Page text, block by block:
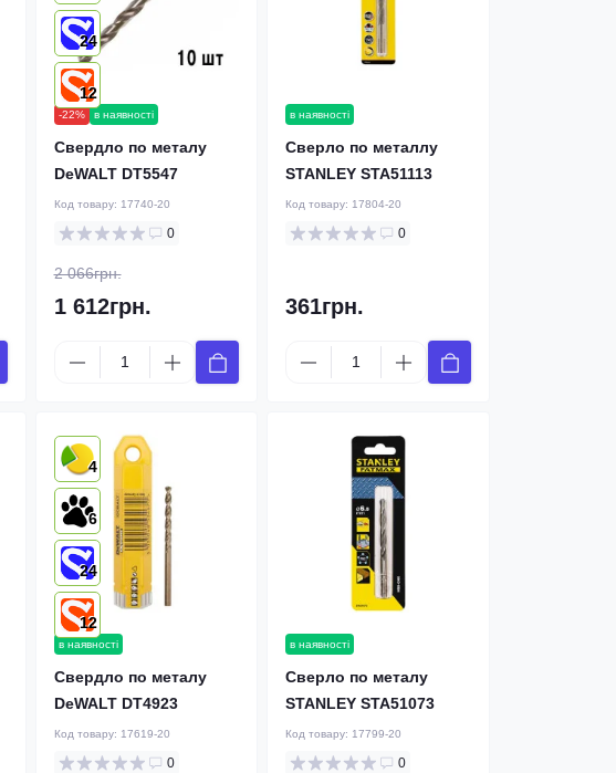
-22% в наявності
24
12
Свердло по металу
DeWALT DT5547
Код товару: 17740-20
0
2 066грн.
1 612грн.
в наявності
Cверлo по металлу
STANLEY STA51113
Код товару: 17804-20
0
361грн.
в наявності
4
6
24
12
Свердло по металу
DeWALT DT4923
Код товару: 17619-20
0
в наявності
Cверлo по металу
STANLEY STA51073
Код товару: 17799-20
0